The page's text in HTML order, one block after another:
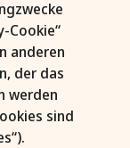
Cookie“
anderen
der das
werden
sind